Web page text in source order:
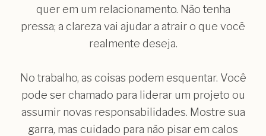
quer em um relacionamento. Não tenha
pressa; a clareza vai ajudar a atrair o que você
realmente deseja.
No trabalho, as coisas podem esquentar. Você
pode ser chamado para liderar um projeto ou
assumir novas responsabilidades. Mostre sua
garra, mas cuidado para não pisar em calos